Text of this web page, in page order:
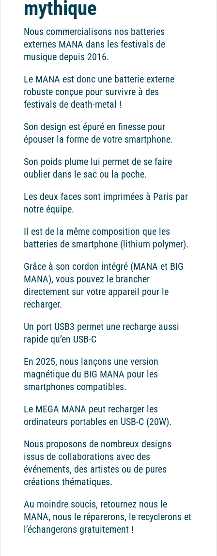
mythique
Nous commercialisons nos batteries
externes MANA dans les festivals de
musique depuis 2016.
Le MANA est donc une batterie externe
robuste conçue pour survivre à des
festivals de death-metal !
Son design est épuré en finesse pour
épouser la forme de votre smartphone.
Son poids plume lui permet de se faire
oublier dans le sac ou la poche.
Les deux faces sont imprimées à Paris par
notre équipe.
Il est de la même composition que les
batteries de smartphone (lithium polymer).
Grâce à son cordon intégré (MANA et BIG
MANA), vous pouvez le brancher
directement sur votre appareil pour le
recharger.
Un port USB3 permet une recharge aussi
rapide qu’en USB-C
En 2025, nous lançons une version
magnétique du BIG MANA pour les
smartphones compatibles.
Le MEGA MANA peut recharger les
ordinateurs portables en USB-C (20W).
Nous proposons de nombreux designs
issus de collaborations avec des
événements, des artistes ou de pures
créations thématiques.
Au moindre soucis, retournez nous le
MANA, nous le réparerons, le recyclerons et
l’échangerons gratuitement !